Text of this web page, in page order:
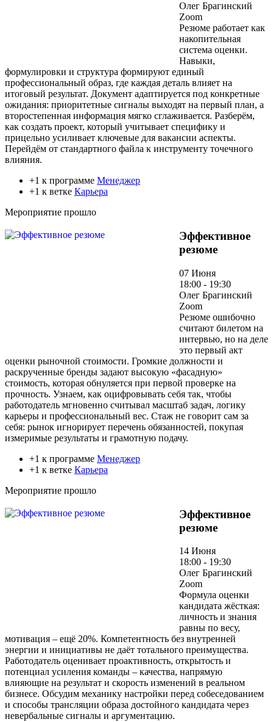
Олег Брагинский
Zoom
Резюме работает как
накопительная
система оценки.
Навыки,
формулировки и структура формируют единый
профессиональный образ, где каждая деталь влияет на
итоговый результат. Документ адаптируется под конкретные
ожидания: приоритетные сигналы выходят на первый план, а
второстепенная информация мягко сглаживается. Разберём,
как создать проект, который учитывает специфику и
прицельно усиливает ключевые для вакансии аспекты.
Перейдём от стандартного файла к инструменту точечного
влияния.
+1 к программе Менеджер
+1 к ветке Карьера
Мероприятие прошло
Эффективное
резюме
07 Июня
18:00 - 19:30
Олег Брагинский
Zoom
Резюме ошибочно
считают билетом на
интервью, но на деле
это первый акт
оценки рыночной стоимости. Громкие должности и
раскрученные бренды задают высокую «фасадную»
стоимость, которая обнуляется при первой проверке на
прочность. Узнаем, как оцифровывать себя так, чтобы
работодатель мгновенно считывал масштаб задач, логику
карьеры и профессиональный вес. Стаж не говорит сам за
себя: рынок игнорирует перечень обязанностей, покупая
измеримые результаты и грамотную подачу.
+1 к программе Менеджер
+1 к ветке Карьера
Мероприятие прошло
Эффективное
резюме
14 Июня
18:00 - 19:30
Олег Брагинский
Zoom
Формула оценки
кандидата жёсткая:
личность и знания
равны по весу,
мотивация – ещё 20%. Компетентность без внутренней
энергии и инициативы не даёт тотального преимущества.
Работодатель оценивает проактивность, открытость и
потенциал усиления команды – качества, напрямую
влияющие на результат и скорость изменений в реальном
бизнесе. Обсудим механику настройки перед собеседованием
и способы трансляции образа достойного кандидата через
невербальные сигналы и аргументацию.